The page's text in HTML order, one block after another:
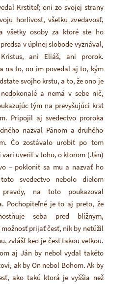
Krstiteľ; oni zo svojej strany
horlivosť, všetku zvedavosť,
všetky osoby za ktoré ste ho
v úplnej slobode vyznával,
ani Eliáš, ani prorok.
na to, on im povedal aj to, kým
svojho krstu, a to, že ono je
a nemá v sebe nič,
tým na prevyšujúci krst
Pripojil aj svedectvo proroka
nazval Pánom a druhého
Čo zostávalo urobiť po tom
vari uveriť v toho, o ktorom (Ján)
– pokloniť sa mu a nazvať ho
svedectvo nebolo dielom
na toto poukazoval
Pochopiteľné je to aj preto, že
seba pred blížnym,
prijať česť, nik by netúžil
zvlášť keď je česť takou veľkou.
aj Ján by nebol vydal takéto
ak by On nebol Bohom. Ak by
ako takú ktorá je vyššia než